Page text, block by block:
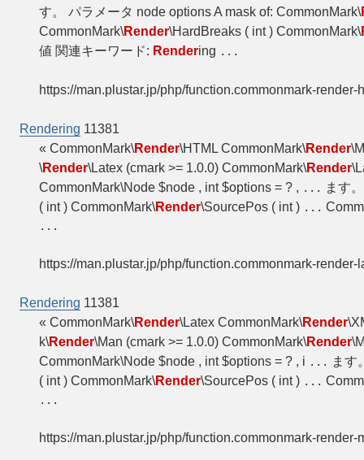
す。 パラメータ node options A mask of: CommonMark\
CommonMark\Render\HardBreaks ( int ) CommonMark\
値 関連キーワード: Rendering ...
https://man.plustar.jp/php/function.commonmark-render-
Rendering 11381
« CommonMark\Render\HTML CommonMark\Render
\Render\Latex (cmark >= 1.0.0) CommonMark\Render
CommonMark\Node $node , int $options = ? , ...
ます
( int ) CommonMark\Render\SourcePos ( int ) ...
...
https://man.plustar.jp/php/function.commonmark-render-
Rendering 11381
« CommonMark\Render\Latex CommonMark\Render
k\Render\Man (cmark >= 1.0.0) CommonMark\Render
CommonMark\Node $node , int $options = ? , i ...
ます
( int ) CommonMark\Render\SourcePos ( int ) ...
...
https://man.plustar.jp/php/function.commonmark-render-